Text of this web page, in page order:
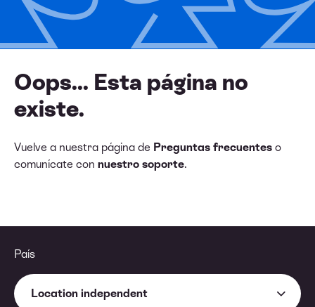
Oops... Esta página no
existe.
Vuelve a nuestra página de Preguntas frecuentes o
comunícate con nuestro soporte.
País
Location independent